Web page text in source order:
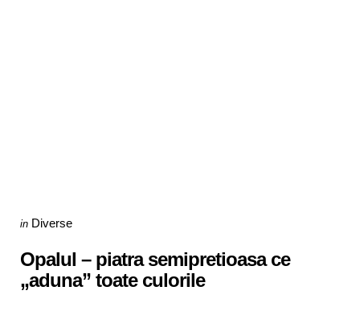
Categories
Posted
in Diverse
Opalul – piatra semipretioasa ce
„aduna” toate culorile